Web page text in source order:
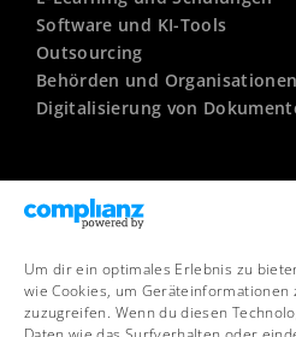
Um dir ein optimales Erlebnis zu
wie Cookies, um
zuzugreifen. Wenn du diesen
Software und KI-Tools
Outsourcing
Behörden und Organisationen
Digitalisierung von
Unternehmen
Kontakt
Newsletter
FAQ – Häufige Fragen